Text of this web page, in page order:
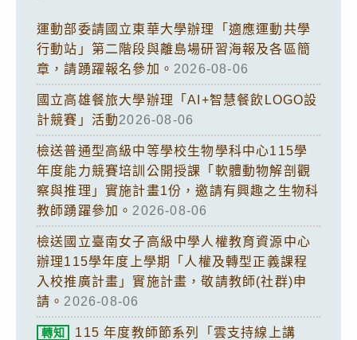
運動部委請國立東華大學辦理「適應運動共學
行動站」第二階段與離島場研習海報及各區簡
章，請踴躍報名參加。 2026-08-06
國立高雄餐旅大學辦理「AI+智慧餐飲LOGO設
計競賽」活動2026-08-06
檢送普通型高級中等學校生物學科中心115學
年度能力競賽培訓公開授課「軟體動物解剖觀
察與推理」實施計畫1份，邀請有興趣之生物科
教師踴躍參加。 2026-08-06
檢送國立臺南女子高級中學人權教育資源中心
辦理115學年度上學期「人權及轉型正義課程
入校推廣計畫」實施計畫，敬請教師(社群)申
請。 2026-08-06
轉知
115 年度教師節系列「雲支持線上講